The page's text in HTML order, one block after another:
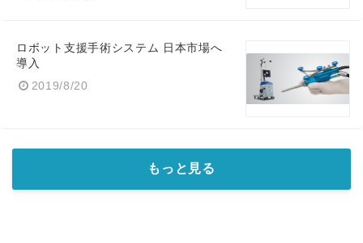
ロボット支援手術システム 日本市場へ
導入
2019/8/20
もっと見る